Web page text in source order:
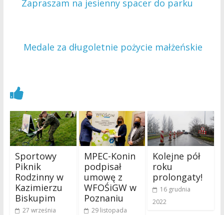
Zapraszam na jesienny spacer do parku
Medale za długoletnie pożycie małżeńskie
Sportowy
Piknik
Rodzinny w
Kazimierzu
Biskupim
27 września
MPEC-Konin
podpisał
umowę z
WFOŚiGW w
Poznaniu
29 listopada
Kolejne pół
roku
prolongaty!
16 grudnia
2022